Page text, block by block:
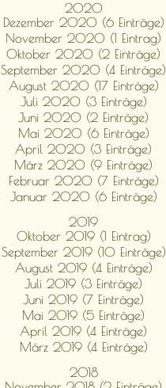
2020
Dezember 2020 (6 Einträge)
November 2020 (1 Eintrag)
Oktober 2020 (2 Einträge)
September 2020 (4 Einträge)
August 2020 (17 Einträge)
Juli 2020 (3 Einträge)
Juni 2020 (2 Einträge)
Mai 2020 (6 Einträge)
April 2020 (3 Einträge)
März 2020 (9 Einträge)
Februar 2020 (7 Einträge)
Januar 2020 (6 Einträge)
2019
Oktober 2019 (1 Eintrag)
September 2019 (10 Einträge)
August 2019 (4 Einträge)
Juli 2019 (3 Einträge)
Juni 2019 (7 Einträge)
Mai 2019 (5 Einträge)
April 2019 (4 Einträge)
März 2019 (4 Einträge)
2018